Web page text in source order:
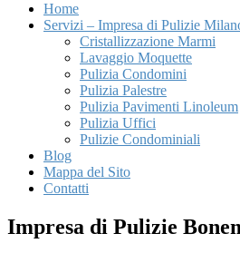
Home
Servizi – Impresa di Pulizie
Cristallizzazione Marmi
Lavaggio Moquette
Pulizia Condomini
Pulizia Palestre
Pulizia Pavimenti Linoleum
Pulizia Uffici
Pulizie Condominiali
Blog
Mappa del Sito
Contatti
Impresa di Pulizie